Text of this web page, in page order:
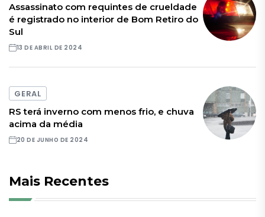
Assassinato com requintes de crueldade
é registrado no interior de Bom Retiro do
Sul
13 DE ABRIL DE 2024
GERAL
RS terá inverno com menos frio, e chuva
acima da média
20 DE JUNHO DE 2024
Mais Recentes